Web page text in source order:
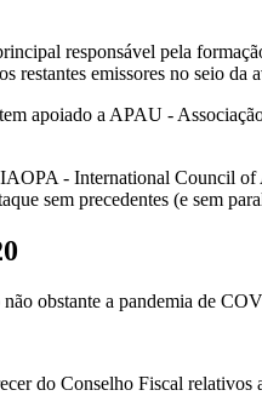
responsável pela
restantes emissores no seio da
apoiado a APAU -
- International Council
sem precedentes (e sem
obstante a pandemia de
do Conselho Fiscal relativos